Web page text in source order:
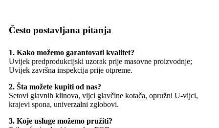
Često postavljana pitanja
1. Kako možemo garantovati kvalitet?
Uvijek predprodukcijski uzorak prije masovne proizvodnje;
Uvijek završna inspekcija prije otpreme.
2. Šta možete kupiti od nas?
Setovi glavnih klinova, vijci glavčine kotača, opružni U-vijci,
krajevi spona, univerzalni zglobovi.
3. Koje usluge možemo pružiti?